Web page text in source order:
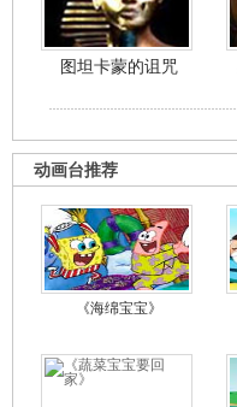
图坦卡蒙的诅咒
动画台推荐
《海绵宝宝》